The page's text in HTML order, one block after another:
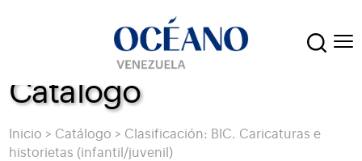
Catálogo
Inicio > Catálogo > Clasificación: BIC. Caricaturas e
historietas (infantil/juvenil)